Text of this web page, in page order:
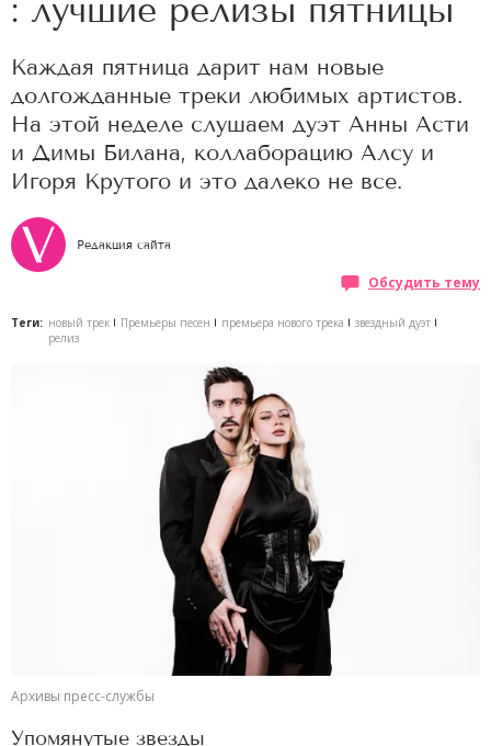
: лучшие релизы пятницы
Каждая пятница дарит нам новые
долгожданные треки любимых артистов.
На этой неделе слушаем дуэт Анны Асти
и Димы Билана, коллаборацию Алсу и
Игоря Крутого и это далеко не все.
Редакция сайта
Обсудить тему
Теги: новый трек Премьеры песен премьера нового трека
звездный дуэт
релиз
Архивы пресс-службы
Упомянутые звезды